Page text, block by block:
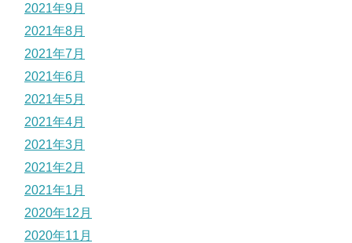
2021年9月
2021年8月
2021年7月
2021年6月
2021年5月
2021年4月
2021年3月
2021年2月
2021年1月
2020年12月
2020年11月